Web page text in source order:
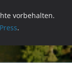
vorbehalten.
.